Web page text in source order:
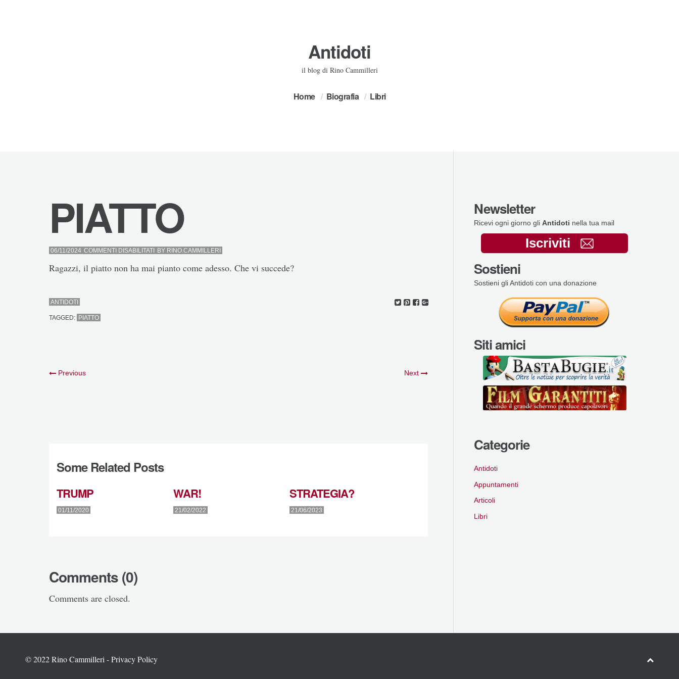
Antidoti
il blog di Rino Cammilleri
Home Biografia Libri
PIATTO
06/11/2024 COMMENTI DISABILITATISUBY RINO.CAMMILLERI
Ragazzi, il piatto non ha mai pianto come adesso. Che vi succede?
ANTIDOTI
TAGGED: PIATTO
Previous Next
Some Related Posts
TRUMP
01/11/2020
WAR!
21/02/2022
STRATEGIA?
21/06/2023
Comments (0)
Comments are closed.
Newsletter
Ricevi ogni giorno gli Antidoti nella tua mail
Iscriviti
Sostieni
Sostieni gli Antidoti con una donazione
Siti amici
Categorie
Antidoti
Appuntamenti
Articoli
Libri
© 2022 Rino Cammilleri -Privacy Policy